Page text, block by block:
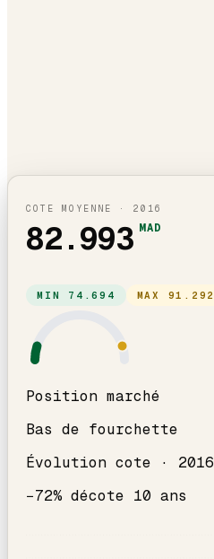
COTE MOYENNE · 2016
82.993 MAD
MIN 74.694 MAX 91.292
Position marché
Bas de fourchette
Évolution cote · 2016
−72% décote 10 ans